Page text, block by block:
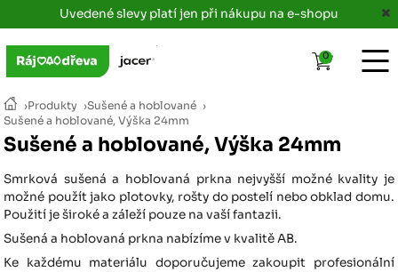
Uvedené slevy platí jen při nákupu na e-shopu
›Produkty ›Sušené a hoblované ›
Sušené a hoblované, Výška 24mm
Sušené a hoblované, Výška 24mm
Smrková sušená a hoblovaná prkna nejvyšší možné kvality je
možné použít jako plotovky, rošty do postelí nebo obklad domu.
Použití je široké a záleží pouze na vaší fantazii.
Sušená a hoblovaná prkna nabízíme v kvalitě AB.
Ke každému materiálu doporučujeme zakoupit profesionální
0